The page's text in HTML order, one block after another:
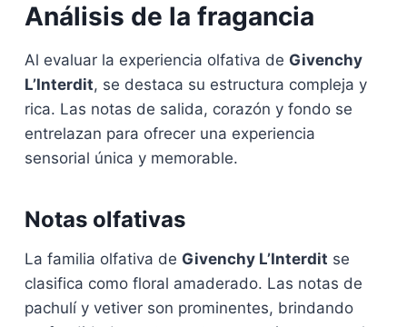
Análisis de la fragancia
Al evaluar la experiencia olfativa de Givenchy
L’Interdit, se destaca su estructura compleja y
rica. Las notas de salida, corazón y fondo se
entrelazan para ofrecer una experiencia
sensorial única y memorable.
Notas olfativas
La familia olfativa de Givenchy L’Interdit se
clasifica como floral amaderado. Las notas de
pachulí y vetiver son prominentes, brindando